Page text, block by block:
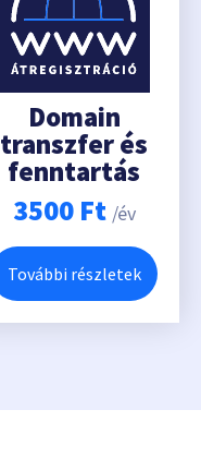
Domain
transzfer és
fenntartás
3500 Ft /év
További részletek